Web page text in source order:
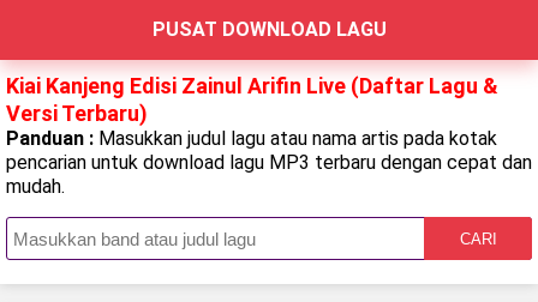
PUSAT DOWNLOAD LAGU
Kiai Kanjeng Edisi Zainul Arifin Live (Daftar Lagu &
Versi Terbaru)
Panduan : Masukkan judul lagu atau nama artis pada kotak
pencarian untuk download lagu MP3 terbaru dengan cepat dan
mudah.
CARI